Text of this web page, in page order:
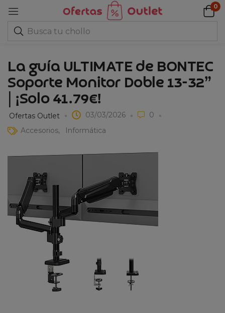
0
La guía ULTIMATE de BONTEC
Soporte Monitor Doble 13-32”
| ¡Solo 41.79€!
Ofertas Outlet 03/03/2026
0
Accesorios
Informática